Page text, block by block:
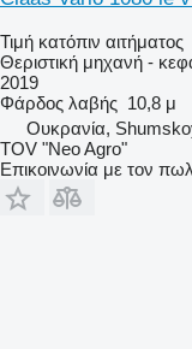
Τιμή κατόπιν αιτήματος
Θεριστική μηχανή -
2019
Φάρδος λαβής 10,8 μ
Ουκρανία,
TOV "Neo Agro"
Επικοινωνία με τον